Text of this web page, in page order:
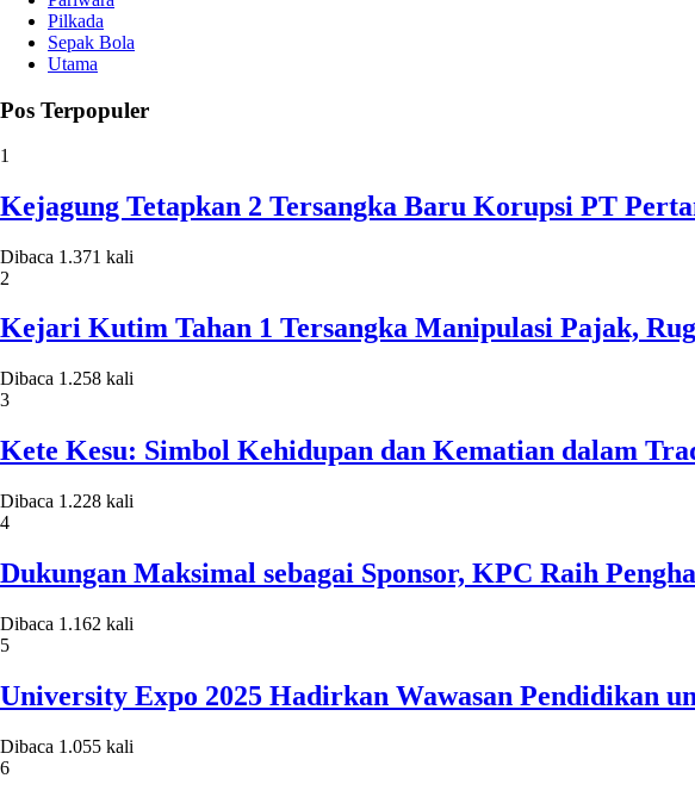
Pilkada
Sepak Bola
Utama
Pos Terpopuler
1
Kejagung Tetapkan 2 Tersangka Baru Korupsi PT
Dibaca 1.371 kali
2
Kejari Kutim Tahan 1 Tersangka Manipulasi Pajak,
Dibaca 1.258 kali
3
Kete Kesu: Simbol Kehidupan dan Kematian dalam
Dibaca 1.228 kali
4
Dukungan Maksimal sebagai Sponsor, KPC Raih
Dibaca 1.162 kali
5
University Expo 2025 Hadirkan Wawasan Pendidikan
Dibaca 1.055 kali
6